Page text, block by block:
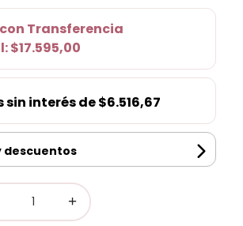
Transferencia
$17.595,00
sin interés de$6.516,67
descuentos
+